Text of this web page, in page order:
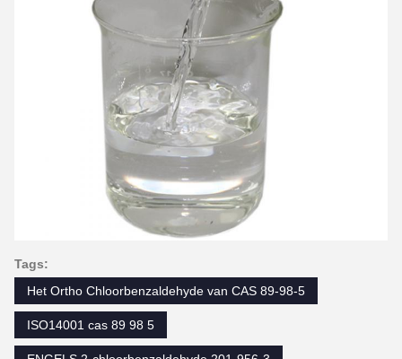
Tags:
Het Ortho Chloorbenzaldehyde van CAS 89-98-5
ISO14001 cas 89 98 5